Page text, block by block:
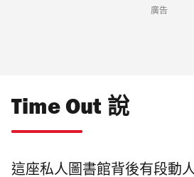
廣告
Time Out 說
這座私人圖書館背後有段動